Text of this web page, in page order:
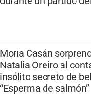
Moria Casán
Natalia Oreiro al
insólito secreto de
“Esperma de salmón”